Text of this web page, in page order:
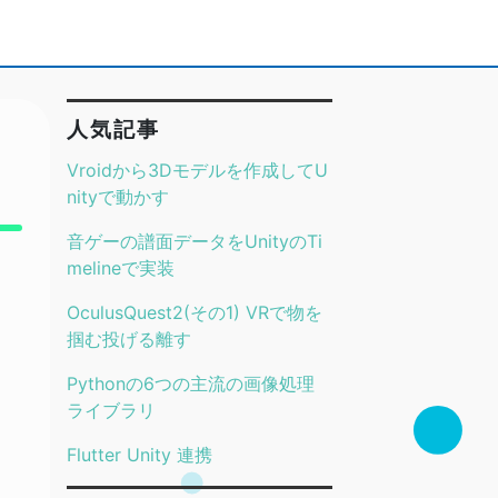
人気記事
Vroidから3Dモデルを作成してU
nityで動かす
音ゲーの譜面データをUnityのTi
melineで実装
OculusQuest2(その1) VRで物を
掴む投げる離す
Pythonの6つの主流の画像処理
ライブラリ
Flutter Unity 連携